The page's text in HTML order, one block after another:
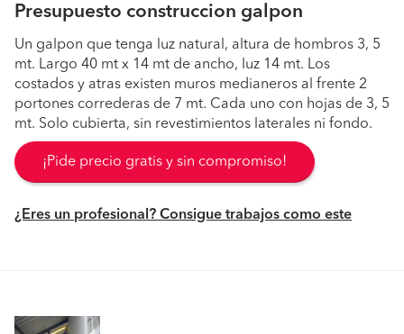
Presupuesto construccion galpon
Un galpon que tenga luz natural, altura de hombros 3, 5
mt. Largo 40 mt x 14 mt de ancho, luz 14 mt. Los
costados y atras existen muros medianeros al frente 2
portones correderas de 7 mt. Cada uno con hojas de 3, 5
mt. Solo cubierta, sin revestimientos laterales ni fondo.
¡Pide precio gratis y sin compromiso!
¿Eres un profesional? Consigue trabajos como este